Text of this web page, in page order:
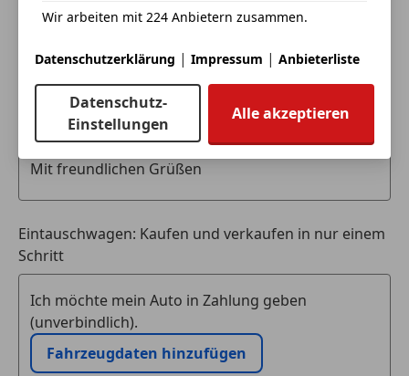
Scheibenwischer mit Regensensor
Seitenairbag (Sidebag) vorn
Sonnenblenden mit Spiegel (beleuchtet)
Tempomat
Windschott (Netz)
Wärmeschutzverglasung / vorn: Bandfilter / hinten:
ESG
Komfortbedienung
Deine Nachricht
Eintauschwagen: Kaufen und verkaufen in nur einem
Schritt
Ich möchte mein Auto in Zahlung geben
(unverbindlich).
Fahrzeugdaten hinzufügen
Wir arbeiten mit 224 Anbietern zusammen.
Datenschutzerklärung | Impressum | Anbieterliste
Datenschutz-
Einstellungen
Alle akzeptieren